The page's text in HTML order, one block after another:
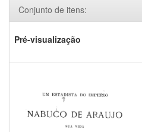
Conjunto de itens:
Pré-visualização